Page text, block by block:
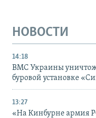
НОВОСТИ
14:18
ВМС Украины
буровой установке
13:27
«На Кинбурне армия